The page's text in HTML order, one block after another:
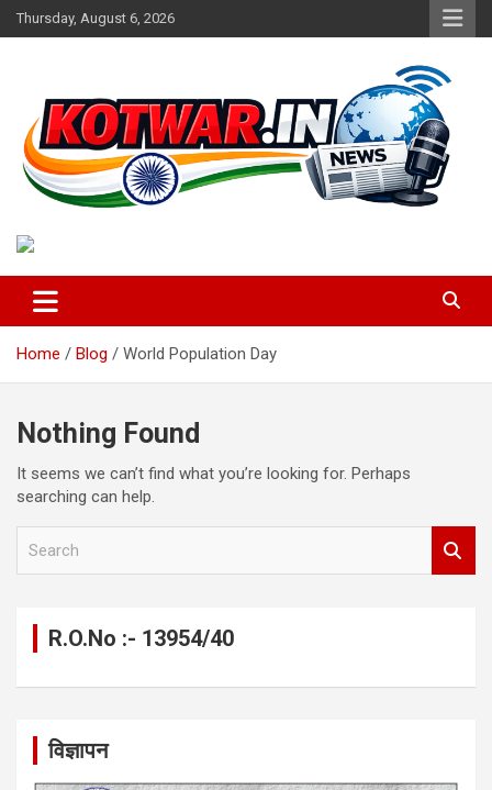
Skip
to
Thursday, August 6, 2026
kotwar.in
Home Blog World Population Day
Nothing Found
It seems we can’t find what you’re looking for. Perhaps
searching can help.
R.O.No :- 13954/40
विज्ञापन